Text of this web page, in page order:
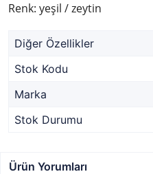
Renk: yeşil / zeytin
Diğer Özellikler
Stok Kodu
Marka
Stok Durumu
Ürün Yorumları